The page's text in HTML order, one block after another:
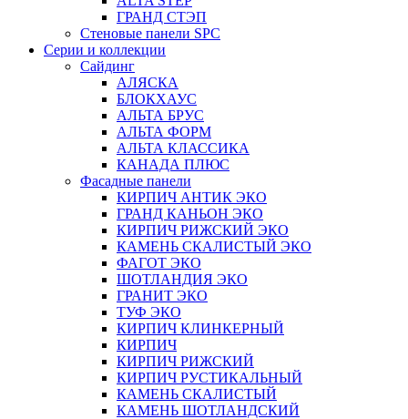
ГРАНД СТЭП
Стеновые панели SPC
Серии и коллекции
Сайдинг
АЛЯСКА
БЛОКХАУС
АЛЬТА БРУС
АЛЬТА ФОРМ
АЛЬТА КЛАССИКА
КАНАДА ПЛЮС
Фасадные панели
КИРПИЧ АНТИК ЭКО
ГРАНД КАНЬОН ЭКО
КИРПИЧ РИЖСКИЙ ЭКО
КАМЕНЬ СКАЛИСТЫЙ ЭКО
ФАГОТ ЭКО
ШОТЛАНДИЯ ЭКО
ГРАНИТ ЭКО
ТУФ ЭКО
КИРПИЧ КЛИНКЕРНЫЙ
КИРПИЧ
КИРПИЧ РИЖСКИЙ
КИРПИЧ РУСТИКАЛЬНЫЙ
КАМЕНЬ СКАЛИСТЫЙ
КАМЕНЬ ШОТЛАНДСКИЙ